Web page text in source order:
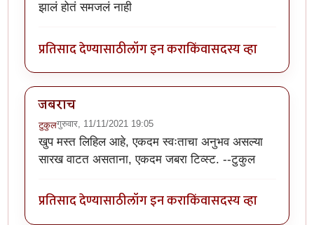
झालं होतं समजलं नाही
प्रतिसाद देण्यासाठीलॉग इन कराकिंवासदस्य व्हा
जबराच
टुकुलगुरुवार, 11/11/2021 19:05
खुप मस्त लिहिल आहे, एकदम स्वःताचा अनुभव असल्या
सारख वाटत असताना, एकदम जबरा टिव्स्ट. --टुकुल
प्रतिसाद देण्यासाठीलॉग इन कराकिंवासदस्य व्हा